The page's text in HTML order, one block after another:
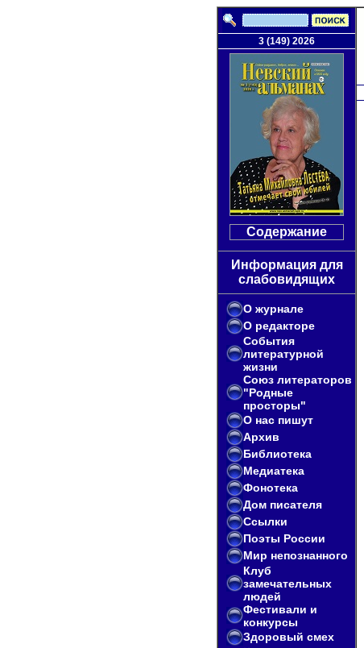
3 (149) 2026
Содержание
Информация для
слабовидящих
О журнале
О редакторе
События
литературной
жизни
Союз литераторов
"Родные
просторы"
О нас пишут
Архив
Библиотека
Медиатека
Фонотека
Дом писателя
Ссылки
Поэты России
Мир непознанного
Клуб
замечательных
людей
Фестивали и
конкурсы
Здоровый смех